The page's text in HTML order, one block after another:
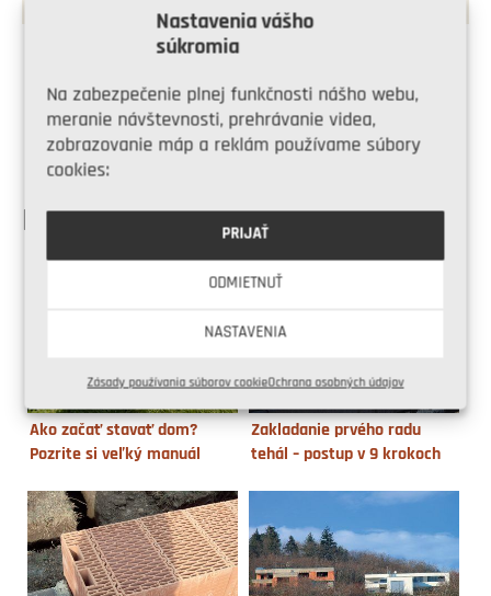
Nastavenia vášho
súkromia
Na zabezpečenie plnej funkčnosti nášho webu,
meranie návštevnosti, prehrávanie videa,
zobrazovanie máp a reklám používame súbory
cookies:
PRIJAŤ
ODMIETNUŤ
NASTAVENIA
Zásady používania súborov cookieOchrana osobných údajov
Share on Facebook
Share on Twitter
PODOBNÉ ČLÁNKY
Ako začať stavať dom?
Pozrite si veľký manuál
Zakladanie prvého radu
tehál – postup v 9 krokoch